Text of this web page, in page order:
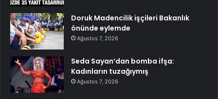
Doruk Madencilik işçileri Bakanlık
önünde eylemde
Ağustos 7, 2026
Seda Sayan’dan bomba ifşa:
Kadınların tuzağıymış
Ağustos 7, 2026